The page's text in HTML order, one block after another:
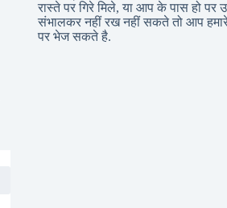
रास्ते पर गिरे मिले, या आप के पास हो पर
संभालकर नहीं रख नहीं सकते तो आप
पर भेज सकते है.